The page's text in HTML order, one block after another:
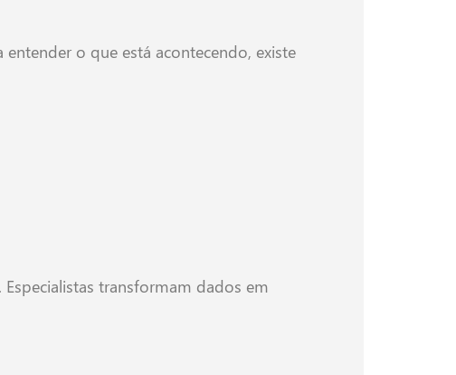
o que está acontecendo, existe
transformam dados em